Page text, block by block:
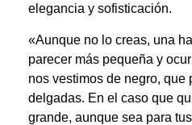
elegancia y sofisticación.
«Aunque no lo creas, una
parecer más pequeña y
nos vestimos de negro, que
delgadas. En el caso que
grande, aunque sea para